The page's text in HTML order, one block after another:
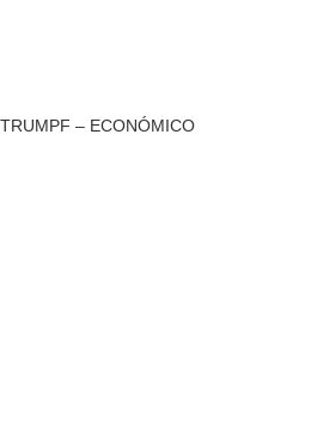
– ECONÓMICO